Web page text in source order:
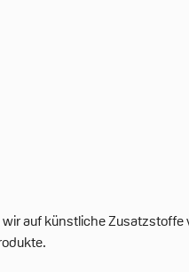
auf künstliche